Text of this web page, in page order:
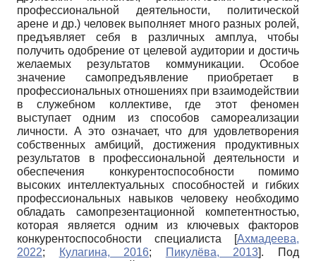
профессиональной деятельности, политической
арене и др.) человек выполняет много разных ролей,
предъявляет себя в различных амплуа, чтобы
получить одобрение от целевой аудитории и достичь
желаемых результатов коммуникации. Особое
значение самопредъявление приобретает в
профессиональных отношениях при взаимодействии
в служебном коллективе, где этот феномен
выступает одним из способов самореализации
личности. А это означает, что для удовлетворения
собственных амбиций, достижения продуктивных
результатов в профессиональной деятельности и
обеспечения конкурентоспособности помимо
высоких интеллектуальных способностей и гибких
профессиональных навыков человеку необходимо
обладать самопрезентационной компетентностью,
которая является одним из ключевых факторов
конкурентоспособности специалиста
[Ахмадеева,
2022; Кулагина, 2016; Пикулёва, 2013]. Под